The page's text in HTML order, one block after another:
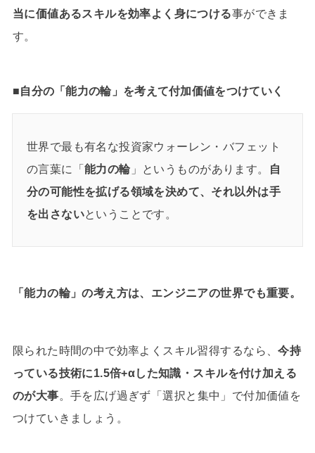
当に価値あるスキルを効率よく身につける事ができま
す。
■自分の「能力の輪」を考えて付加価値をつけていく
世界で最も有名な投資家ウォーレン・バフェット
の言葉に「 能力の輪」というものがあります。
自
分の可能性を拡げる領域を決めて、それ以外は手
を出さないということです。
「能力の輪」の考え方は、エンジニアの世界でも重要。
限られた時間の中で効率よくスキル習得するなら、今持
っている技術に1.5倍+αした知識・スキルを付け加える
のが大事。手を広げ過ぎず「選択と集中」で付加価値を
つけていきましょう。